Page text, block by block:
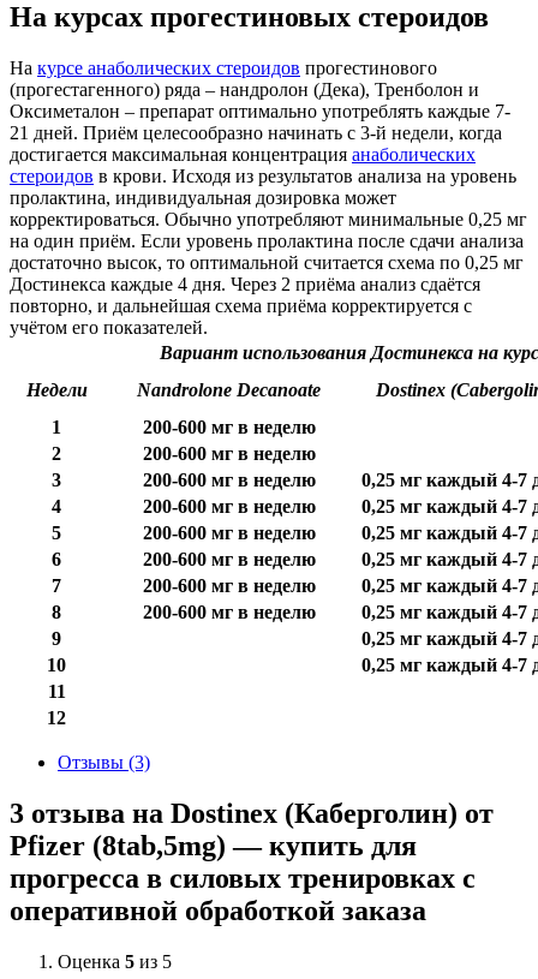
На курсах прогестиновых стероидов
На курсе анаболических стероидов прогестинового
(прогестагенного) ряда – нандролон (Дека), Тренболон и
Оксиметалон – препарат оптимально употреблять каждые 7-
21 дней. Приём целесообразно начинать с 3-й недели, когда
достигается максимальная концентрация анаболических
стероидов в крови. Исходя из результатов анализа на уровень
пролактина, индивидуальная дозировка может
корректироваться. Обычно употребляют минимальные 0,25 мг
на один приём. Если уровень пролактина после сдачи анализа
достаточно высок, то оптимальной считается схема по 0,25 мг
Достинекса каждые 4 дня. Через 2 приёма анализ сдаётся
повторно, и дальнейшая схема приёма корректируется с
учётом его показателей.
Вариант использования Достинекса на
Недели
Nandrolone Decanoate
Dostinex
1
200-600 мг в неделю
2
200-600 мг в неделю
3
200-600 мг в неделю
0,25 мг каждый 4-7
4
200-600 мг в неделю
0,25 мг каждый 4-7
5
200-600 мг в неделю
0,25 мг каждый 4-7
6
200-600 мг в неделю
0,25 мг каждый 4-7
7
200-600 мг в неделю
0,25 мг каждый 4-7
8
200-600 мг в неделю
0,25 мг каждый 4-7
9
0,25 мг каждый 4-7
10
0,25 мг каждый 4-7
11
12
Отзывы (3)
3 отзыва на Dostinex (Каберголин) от
Pfizer (8tab,5mg) — купить для
прогресса в силовых тренировках с
оперативной обработкой заказа
Оценка 5 из 5